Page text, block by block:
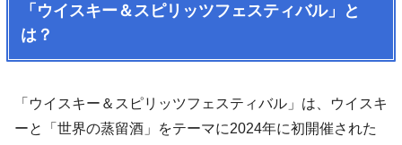
「ウイスキー＆スピリッツフェスティバル」と
は？
「ウイスキー＆スピリッツフェスティバル」は、ウイスキ
ーと「世界の蒸留酒」をテーマに2024年に初開催された